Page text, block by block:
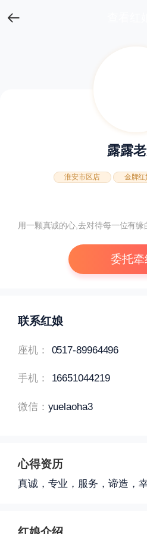
露露
淮安市区店 金牌红
用一颗真诚的心,去对待每一位有缘
委托牵
联系红娘
座机： 0517-89964496
手机： 16651044219
微信： yuelaoha3
心得资历
真诚，专业，服务，谛造，